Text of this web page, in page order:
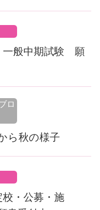
般中期試験 願
ロ
ら秋の様子
・公募・施